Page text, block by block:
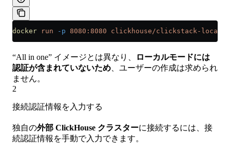
docker run -p 8080:8080 clickhouse/clickstack-
“All in one” イメージとは異なり、
ローカルモードには
認証が含まれていないため 、ユーザーの作成は求められ
ません。
2
接続認証情報を入力する
独自の外部 ClickHouse クラスターに接続するには、接
続認証情報を手動で入力できます。